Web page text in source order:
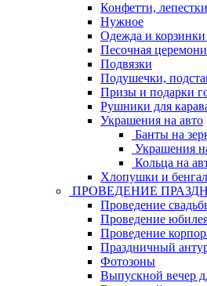
Конфетти,
Нужное
Одежда и
Песочная
Подвязки
Подушечки,
Призы и подарки
Рушники для
Украшения на авто
Банты на
Украшения
Кольца на
Хлопушки и
ПРОВЕДЕНИЕ
Проведение
Проведение
Проведение
Праздничный
Фотозоны
Выпускной вечер